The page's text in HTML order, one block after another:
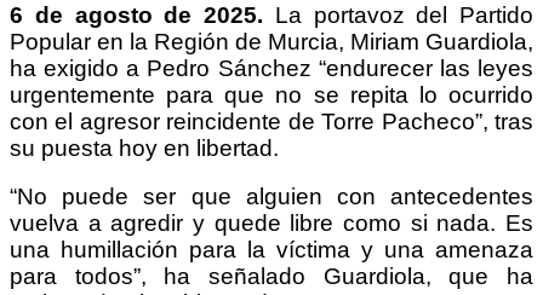
6 de agosto de 2025. La portavoz del Partido
Popular en la Región de Murcia, Miriam Guardiola,
ha exigido a Pedro Sánchez “endurecer las leyes
urgentemente para que no se repita lo ocurrido
con el agresor reincidente de Torre Pacheco”, tras
su puesta hoy en libertad.
“No puede ser que alguien con antecedentes
vuelva a agredir y quede libre como si nada. Es
una humillación para la víctima y una amenaza
para todos”, ha señalado Guardiola, que ha